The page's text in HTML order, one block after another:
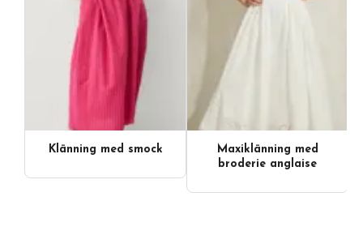
Klänning med smock
Maxiklänning med
broderie anglaise